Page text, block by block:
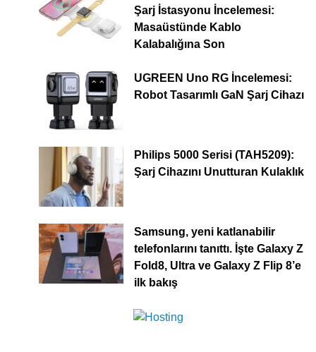
Şarj İstasyonu İncelemesi:
Masaüstünde Kablo
Kalabalığına Son
UGREEN Uno RG İncelemesi:
Robot Tasarımlı GaN Şarj Cihazı
Philips 5000 Serisi (TAH5209):
Şarj Cihazını Unutturan Kulaklık
Samsung, yeni katlanabilir
telefonlarını tanıttı. İşte Galaxy Z
Fold8, Ultra ve Galaxy Z Flip 8’e
ilk bakış